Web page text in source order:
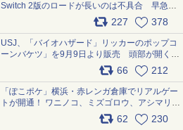
Switch 2版のロードが長いのは不具合 早急に
アップデートできるよう対応中227 378
USJ、「バイオハザード」リッカーのポップコ
ーンバケツ」を9月9日より販売 頭部が開く仕
組み。味は恐怖を堪のう「味噌フレーバー」
66 212
「ぽこポケ」横浜・赤レンガ倉庫でリアルゲー
トが開通！ ワニノコ、ミズゴロウ、アシマリ登
場シーンをレポート pic.x.com/LDgEByVl6D
62 230